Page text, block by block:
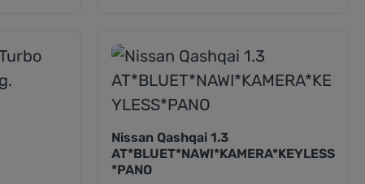
Nissan Qashqai 1.3
AT*BLUET*NAWI*KAMERA*KEYLESS
*PANO